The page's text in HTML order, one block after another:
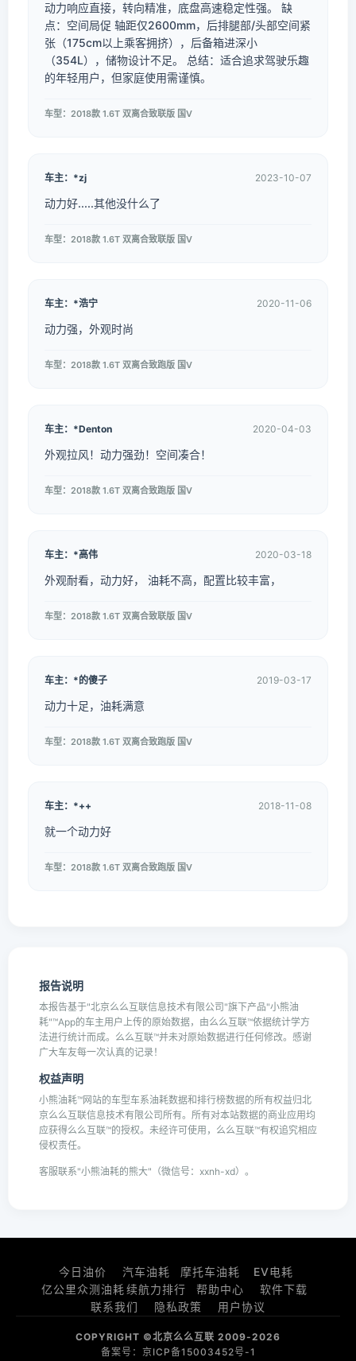
动力响应直接，转向精准，底盘高速稳定性强。 缺
点：空间局促 轴距仅2600mm，后排腿部/头部空间紧
张（175cm以上乘客拥挤），后备箱进深小
（354L），储物设计不足。 总结：适合追求驾驶乐趣
的年轻用户，但家庭使用需谨慎。
车型：2018款 1.6T 双离合致联版 国V
车主：*zj 2023-10-07
动力好.....其他没什么了
车型：2018款 1.6T 双离合致联版 国V
车主：*浩宁 2020-11-06
动力强，外观时尚
车型：2018款 1.6T 双离合致跑版 国V
车主：*Denton 2020-04-03
外观拉风！动力强劲！空间凑合！
车型：2018款 1.6T 双离合致跑版 国V
车主：*高伟 2020-03-18
外观耐看，动力好， 油耗不高，配置比较丰富，
车型：2018款 1.6T 双离合致联版 国V
车主：*的傻子 2019-03-17
动力十足，油耗满意
车型：2018款 1.6T 双离合致跑版 国V
车主：*++ 2018-11-08
就一个动力好
车型：2018款 1.6T 双离合致跑版 国V
报告说明
本报告基于"北京么么互联信息技术有限公司"旗下产品"小熊油
耗"™App的车主用户上传的原始数据，由么么互联™依据统计学方
法进行统计而成。么么互联™并未对原始数据进行任何修改。感谢
广大车友每一次认真的记录！
权益声明
小熊油耗™网站的车型车系油耗数据和排行榜数据的所有权益归北
京么么互联信息技术有限公司所有。所有对本站数据的商业应用均
应获得么么互联™的授权。未经许可使用，么么互联™有权追究相应
侵权责任。
客服联系"小熊油耗的熊大"（微信号：xxnh-xd）。
今日油价 汽车油耗 摩托车油耗
EV电耗
亿公里众测油耗续航力排行 帮助中心
软件下载
联系我们
隐私政策 用户协议
COPYRIGHT ©北京么么互联 2009-2026
备案号：京ICP备15003452号-1